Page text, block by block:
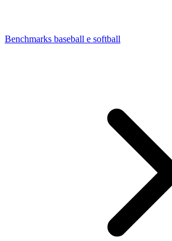
Benchmarks baseball e softball